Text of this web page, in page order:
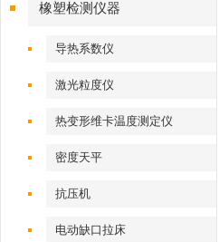
橡塑检测仪器
导热系数仪
激光粒度仪
热变形维卡温度测定仪
密度天平
抗压机
电动缺口拉床